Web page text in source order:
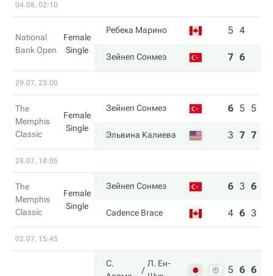
04.08, 02:10
National
Bank Open
Female
Single
Ребека Марино 5 4
Зейнеп Сонмез 7 6
29.07, 23:00
The
Memphis
Classic
Female
Single
Зейнеп Сонмез 6 5 5
Эльвина Калиева 3 7 7
28.07, 18:05
The
Memphis
Classic
Female
Single
Зейнеп Сонмез 6 3 6
Cadence Brace 4 6 3
02.07, 15:45
С.
Л. Ен-
5 6 6